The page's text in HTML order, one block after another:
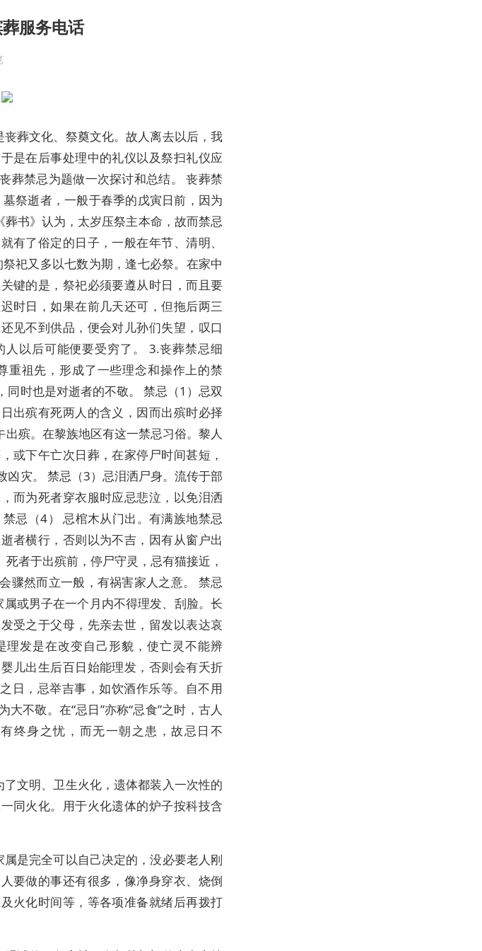
服务电话
葬文化、祭奠文化。故人离去以后，我
是在后事处理中的礼仪以及祭扫礼仪应
葬禁忌为题做一次探讨和总结。 丧葬禁
祭逝者，一般于春季的戊寅日前，因为
书》认为，太岁压祭主本命，故而禁忌
有了俗定的日子，一般在年节、清明、
祀又多以七数为期，逢七必祭。在家中
键的是，祭祀必须要遵从时日，而且要
时日，如果在前几天还可，但拖后两三
见不到供品，便会对儿孙们失望，叹口
以后可能便要受穷了。 3.丧葬禁忌细
重祖先，形成了一些理念和操作上的禁
时也是对逝者的不敬。 禁忌（1）忌双
出殡有死两人的含义，因而出殡时必择
殡。在黎族地区有这一禁忌习俗。黎人
或下午亡次日葬，在家停尸时间甚短，
灾。 禁忌（3）忌泪洒尸身。流传于部
而为死者穿衣服时应忌悲泣，以免泪洒
忌（4） 忌棺木从门出。有满族地禁忌
者横行，否则以为不吉，因有从窗户出
者于出殡前，停尸守灵，忌有猫接近，
骤然而立一般，有祸害家人之意。 禁忌
属或男子在一个月内不得理发、刮脸。长
受之于父母，先亲去世，留发以表达哀
发是在改变自己形貌，使亡灵不能辨
儿出生后百日始能理发，否则会有夭折
日，忌举吉事，如饮酒作乐等。自不用
不敬。在“忌日”亦称“忌食”之时，古人
终身之忧，而无一朝之患，故忌日不
文明、卫生火化，遗体都装入一次性的
同火化。用于火化遗体的炉子按科技含
是完全可以自己决定的，没必要老人刚
要做的事还有很多，像净身穿衣、烧倒
火化时间等，等各项准备就绪后再拨打